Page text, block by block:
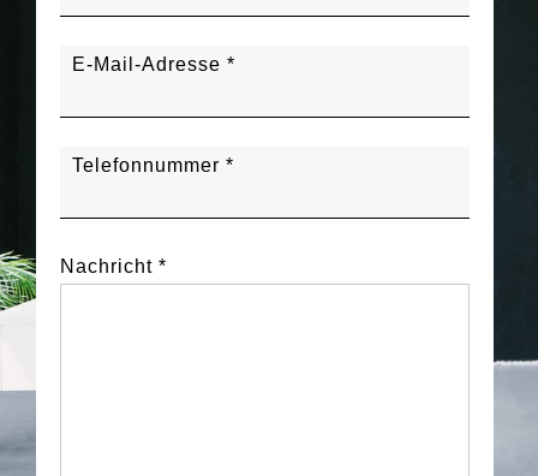
E-Mail-Adresse *
Telefonnummer *
Nachricht *